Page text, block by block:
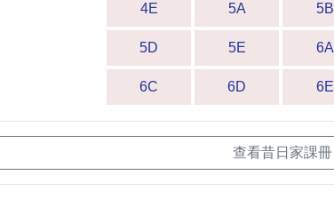
4E 5A 5B
5D 5E 6A
6C 6D 6E
查看昔日家課冊